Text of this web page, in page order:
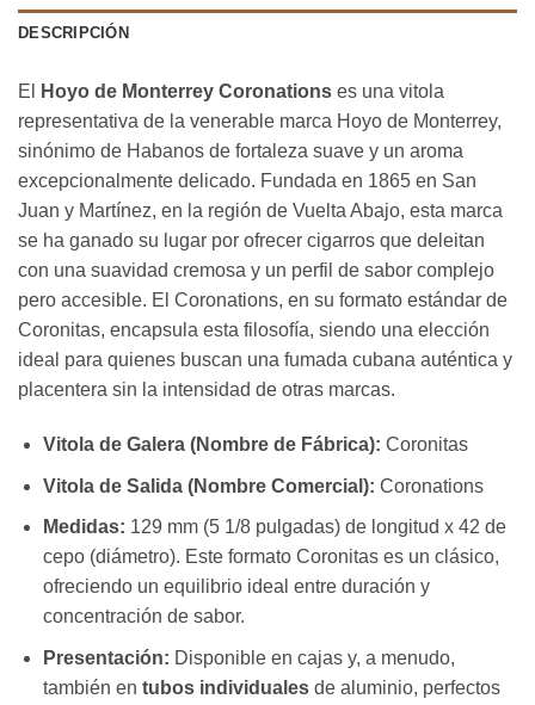
DESCRIPCIÓN
El Hoyo de Monterrey Coronations es una vitola
representativa de la venerable marca Hoyo de Monterrey,
sinónimo de Habanos de fortaleza suave y un aroma
excepcionalmente delicado. Fundada en 1865 en San
Juan y Martínez, en la región de Vuelta Abajo, esta marca
se ha ganado su lugar por ofrecer cigarros que deleitan
con una suavidad cremosa y un perfil de sabor complejo
pero accesible. El Coronations, en su formato estándar de
Coronitas, encapsula esta filosofía, siendo una elección
ideal para quienes buscan una fumada cubana auténtica y
placentera sin la intensidad de otras marcas.
Vitola de Galera (Nombre de Fábrica): Coronitas
Vitola de Salida (Nombre Comercial): Coronations
Medidas: 129 mm (5 1/8 pulgadas) de longitud x 42 de
cepo (diámetro). Este formato Coronitas es un clásico,
ofreciendo un equilibrio ideal entre duración y
concentración de sabor.
Presentación: Disponible en cajas y, a menudo,
también en tubos individualesde aluminio, perfectos